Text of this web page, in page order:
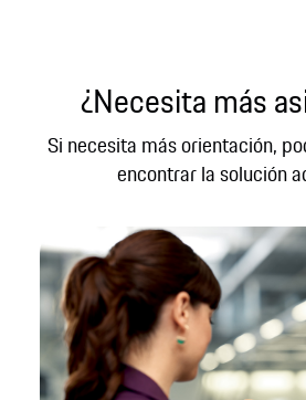
¿Necesita más
Si necesita más orientación,
encontrar la solución